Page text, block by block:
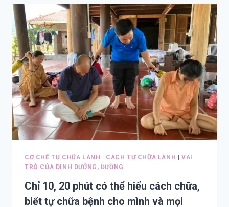
CHUỘT
RÚT,
CHỮA
ĐAU
GỐI,
SUY
TĨNH
MẠCH,
HOẠT
HUYẾT
CHỈ
DUY
ĐAI
BẮP
HAY
ĐÔI
CƠ CHẾ TỰ CHỮA LÀNH CÁCH TỰ CHỮA LÀNH |VAI
TRÒ CỦA DINH DƯỠNG, ĐƯỜNG
Chỉ 10, 20 phút có thể hiểu cách chữa,
biết tự chữa bệnh cho mình và mọi